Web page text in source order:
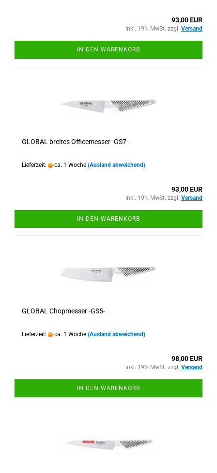
93,00 EUR
inkl. 19% MwSt. zzgl. Versand
IN DEN WARENKORB
GLOBAL breites Officemesser -GS7-
Lieferzeit: ca. 1 Woche (Ausland abweichend)
93,00 EUR
inkl. 19% MwSt. zzgl. Versand
IN DEN WARENKORB
GLOBAL Chopmesser -GS5-
Lieferzeit: ca. 1 Woche (Ausland abweichend)
98,00 EUR
inkl. 19% MwSt. zzgl. Versand
IN DEN WARENKORB